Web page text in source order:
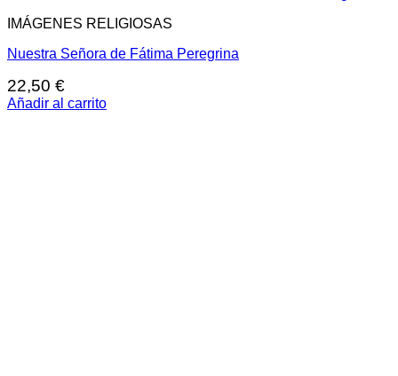
IMÁGENES RELIGIOSAS
Nuestra Señora de Fátima Peregrina
22,50 €
Añadir al carrito